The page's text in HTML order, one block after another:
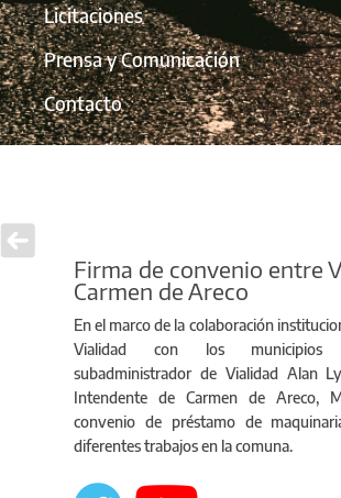
Licitaciones
Prensa y Comunicación
Contacto
Firma de convenio entre
Carmen de Areco
En el marco de la colaboración
Vialidad con los municipios
subadministrador de Vialidad Alan
Intendente de Carmen de Areco,
convenio de préstamo de
diferentes trabajos en la comuna.